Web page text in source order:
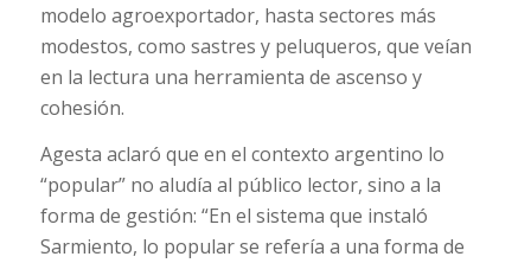
modelo agroexportador, hasta sectores más
modestos, como sastres y peluqueros, que veían
en la lectura una herramienta de ascenso y
cohesión.
Agesta aclaró que en el contexto argentino lo
“popular” no aludía al público lector, sino a la
forma de gestión: “En el sistema que instaló
Sarmiento, lo popular se refería a una forma de